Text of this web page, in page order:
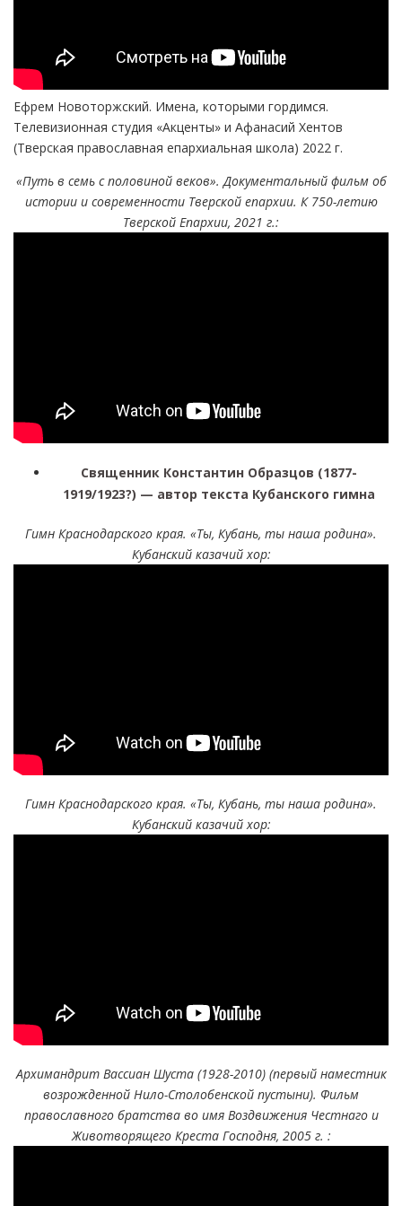
Ефрем Новоторжский. Имена, которыми гордимся.
Телевизионная студия «Акценты» и Афанасий Хентов
(Тверская православная епархиальная школа) 2022 г.
«Путь в семь с половиной веков». Документальный фильм об
истории и современности Тверской епархии. К 750-летию
Тверской Епархии, 2021 г.:
Священник Константин Образцов (1877-
1919/1923?) — автор текста Кубанского гимна
Гимн Краснодарского края. «Ты, Кубань, ты наша родина».
Кубанский казачий хор:
Гимн Краснодарского края. «Ты, Кубань, ты наша родина».
Кубанский казачий хор:
Архимандрит Вассиан Шуста (1928-2010) (первый наместник
возрожденной Нило-Столобенской пустыни). Фильм
православного братства во имя Воздвижения Честнаго и
Животворящего Креста Господня, 2005 г. :